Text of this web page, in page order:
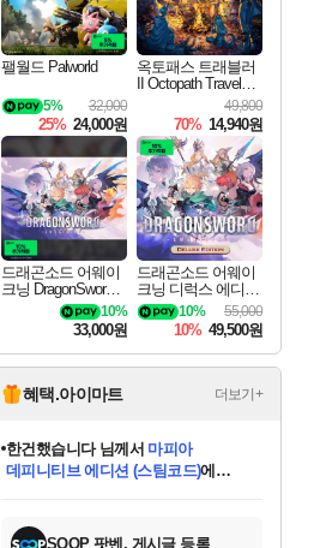
팰월드 Palworld
32,000
5%
25% 24,000원
옥토패스 트래블러
II Octopath Traveler I
49,800
70% 14,940원
드래곤소드 어웨이
크닝 DragonSword A
10%
33,000원
드래곤소드 어웨이
크닝 디럭스 에디션
DragonSword Awake
ning Deluxe Edition
55,000
10%
10% 49,500원
혜택.아이마트 더보기+
교환.
당첨되셨습니다.
당첨되셨습니다.
한건했습니다님께서 마피아
데피니티브 에디션 (스팀코드)에
당첨되셨습니다.
당첨되셨습니다.
당첨되셨습니다.
당첨되셨습니다.
에디션 (스팀코드) 를 교환.
당첨되셨습니다.
SOOP 팟벤, 게시글 등록